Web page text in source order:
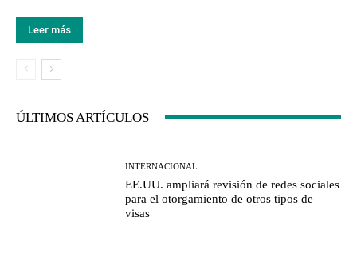
Leer más
ÚLTIMOS ARTÍCULOS
INTERNACIONAL
EE.UU. ampliará revisión de redes sociales
para el otorgamiento de otros tipos de
visas